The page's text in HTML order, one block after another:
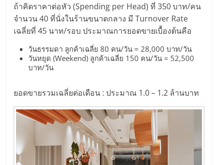
ลงทุน
น้อย
คืน
การ
และ
ถ้าคิดราคาต่อหัว (Spending per Head) ที่ 350 บาท/คน
จำนวน 40 ที่นั่งในร้านขนาดกลาง มี Turnover Rate
เฉลี่ยที่ 45 นาท/รอบ ประมาณการยอดขายเบื้องต้นคือ
วันธรรมดา ลูกค้าเฉลี่ย 80 คน/วัน = 28,000 บาท/วัน
วันหยุด (Weekend) ลูกค้าเฉลี่ย 150 คน/วัน = 52,500
บาท/วัน
ยอดขายรวมเฉลี่ยต่อเดือน : ประมาณ 1.0 – 1.2 ล้านบาท